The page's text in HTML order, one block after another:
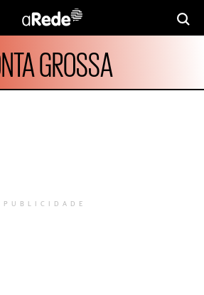
GROSSA
PUBLICIDADE